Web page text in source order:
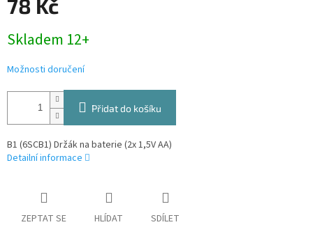
78 Kč
cena:
Skladem 12+
Možnosti doručení
Přidat do košíku
B1 (6SCB1) Držák na baterie (2x 1,5V AA)
Detailní informace
ZEPTAT SE HLÍDAT SDÍLET